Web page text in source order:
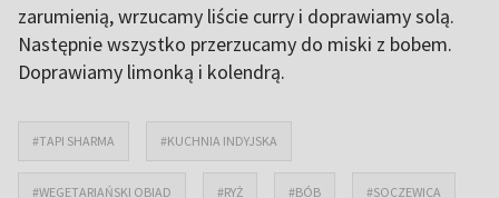
zarumienią, wrzucamy liście curry i doprawiamy solą.
Następnie wszystko przerzucamy do miski z bobem.
Doprawiamy limonką i kolendrą.
#TAPI SHARMA #KUCHNIA INDYJSKA
#WEGETARIAŃSKI OBIAD #RYŻ #BÓB #SOCZEWICA